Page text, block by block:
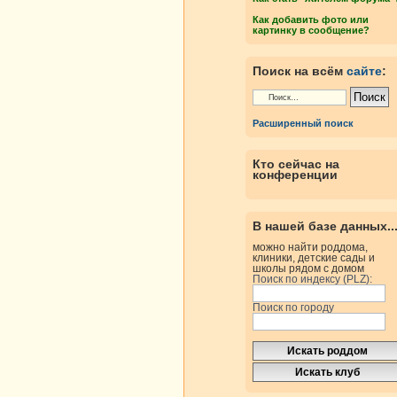
Как добавить фото или
картинку в сообщение?
Поиск на всём сайте:
Расширенный поиск
Кто сейчас на
конференции
В нашей базе данных...
можно найти роддома,
клиники, детские сады и
школы рядом с домом
Поиск по индексу (PLZ):
Поиск по городу